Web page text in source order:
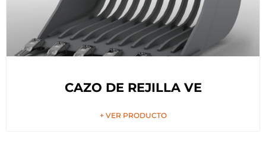
CAZO DE REJILLA VE
+ VER PRODUCTO